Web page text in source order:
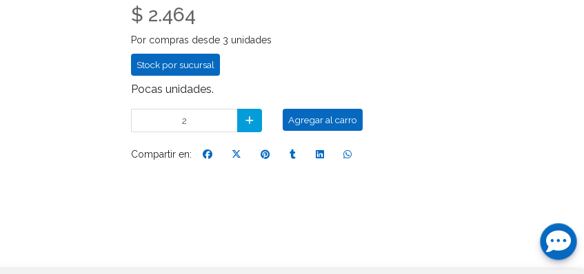
$ 2.464
Por compras desde 3 unidades
Stock por sucursal
Pocas unidades.
Agregar al carro
Compartir en: